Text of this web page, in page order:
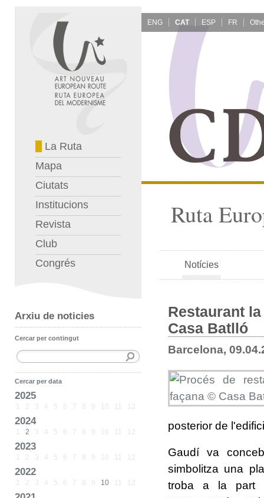
La Ruta
Mapa
Ciutats
Institucions
Revista
Club
Congrés
Arxiu de noticies
Cercar per contingut
Cercar per data
2025
1 2 3 4 5 6 7 8 9 10 11 12
2024
1 2 3 4 5 6 7 8 9 10 11 12
2023
1 2 3 4 5 6 7 8 9 10 11 12
2022
1 2 3 4 5 6 7 8 9 10 11 12
ENG CAT ESP FR
Ruta
Notícies
Restaurant
Casa Batlló
Barcelona,
posterior de
Gaudí va
simbolitza una
troba a la part